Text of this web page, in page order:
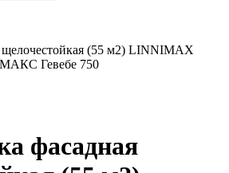
щелочестойкая (55 м2) LINNIMAX
Гевебе 750
фасадная